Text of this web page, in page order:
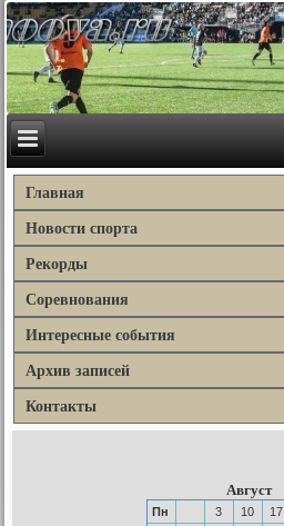
Главная
Новости спорта
Рекорды
Соревнования
Интересные события
Архив записей
Контакты
Август
Пн 3 10 17